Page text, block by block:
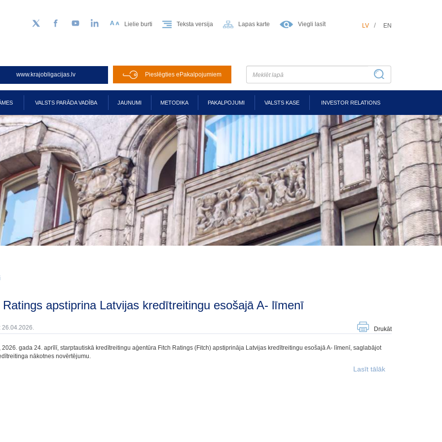
Sekojiet mums Twitter
FacebookYouTubeLinkedIn Lielie burti Teksta versija Lapas karte Viegli lasīt LV EN
www.krajobligacijas.lv Pieslēgties ePakalpojumiem
VALSTS PARĀDA VADĪBA JAUNUMI METODIKA PAKALPOJUMI VALSTS KASE INVESTOR RELATIONS
Ratings apstiprina Latvijas kredītreitingu esošajā A- līmenī
26.04.2026. Drukāt
2026. gada 24. aprīlī, starptautiskā kredītreitingu aģentūra Fitch Ratings (Fitch) apstiprināja Latvijas kredītreitingu esošajā A- līmenī, saglabājot
nākotnes novērtējumu.
Lasīt tālāk